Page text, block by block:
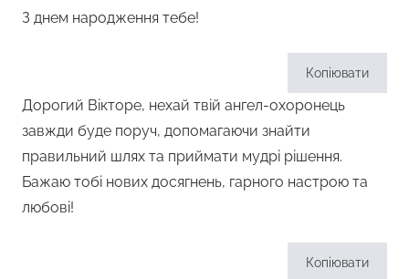
З днем народження тебе!
Копіювати
Дорогий Вікторе, нехай твій ангел-охоронець
завжди буде поруч, допомагаючи знайти
правильний шлях та приймати мудрі рішення.
Бажаю тобі нових досягнень, гарного настрою та
любові!
Копіювати